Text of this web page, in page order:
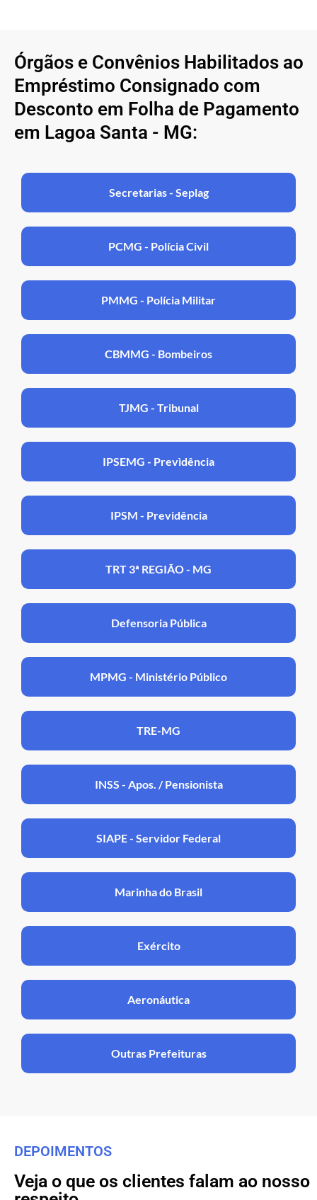
Órgãos e Convênios Habilitados ao
Empréstimo Consignado com
Desconto em Folha de Pagamento
em Lagoa Santa - MG:
Secretarias - Seplag
PCMG - Polícia Civil
PMMG - Polícia Militar
CBMMG - Bombeiros
TJMG - Tribunal
IPSEMG - Prevìdência
IPSM - Previdência
TRT 3ª REGIÃO - MG
Defensoria Pública
MPMG - Ministério Público
TRE-MG
INSS - Apos. / Pensionista
SIAPE - Servidor Federal
Marinha do Brasil
Exército
Aeronáutica
Outras Prefeituras
DEPOIMENTOS
Veja o que os clientes falam ao nosso